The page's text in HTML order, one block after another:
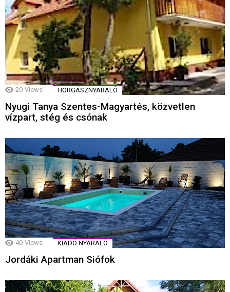
20 Views HORGÁSZNYARALÓ
Nyugi Tanya Szentes-Magyartés, közvetlen
vízpart, stég és csónak
40 Views KIADÓ NYARALÓ
Jordáki Apartman Siófok